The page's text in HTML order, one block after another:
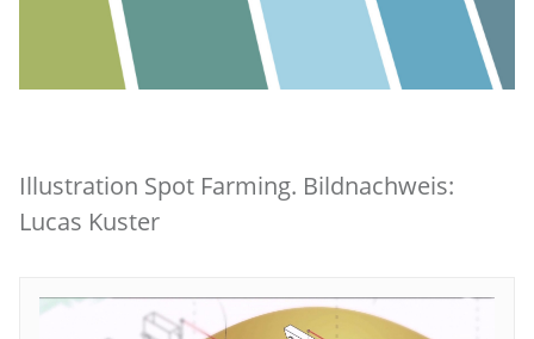
Illustration Spot Farming. Bildnachweis:
Lucas Kuster